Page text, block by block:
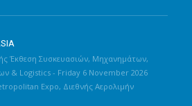
Έκθεση Συσκευασιών, Μηχανημάτων,
& Logistics - Friday 6 November 2026
Expo, Διεθνής Αερολιμήν